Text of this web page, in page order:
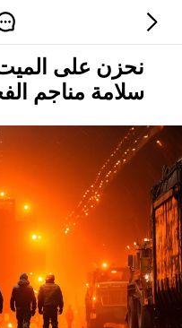
نحزن على
سلامة مناجم